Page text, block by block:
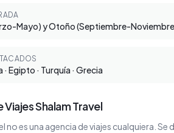
Mayo) y Otoño (Septiembre-
· Egipto · Turquía · Grecia
Shalam Travel
no es una agencia de viajes cualquiera.